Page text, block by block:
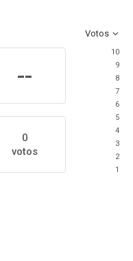
Votos
--
0
votos
10
9
8
7
6
5
4
3
2
1